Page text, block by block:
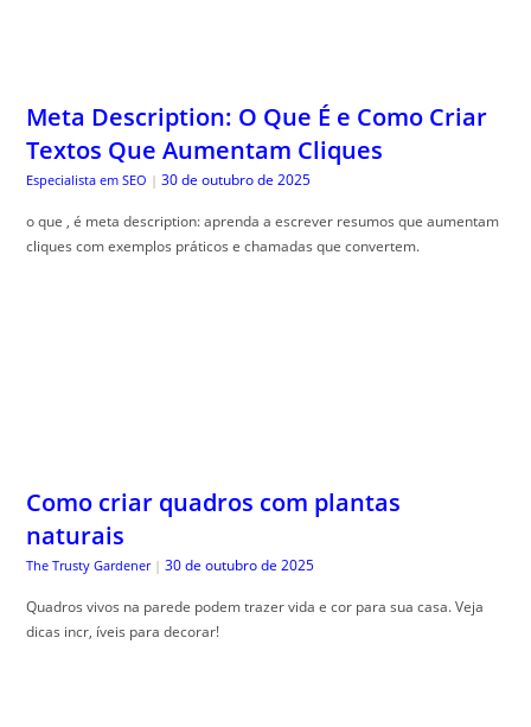
Meta Description: O Que É e Como Criar
Textos Que Aumentam Cliques
Especialista em SEO | 30 de outubro de 2025
o que , é meta description: aprenda a escrever resumos que aumentam
cliques com exemplos práticos e chamadas que convertem.
Como criar quadros com plantas
naturais
The Trusty Gardener | 30 de outubro de 2025
Quadros vivos na parede podem trazer vida e cor para sua casa. Veja
dicas incr, íveis para decorar!